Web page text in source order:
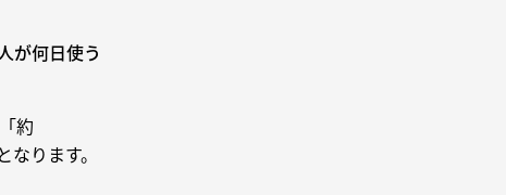
が何日使う
約
ります。